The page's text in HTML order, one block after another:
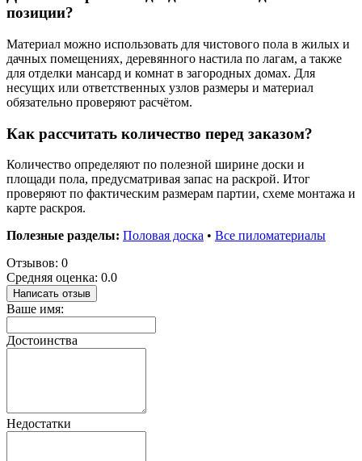
позиции?
Материал можно использовать для чистового пола в жилых и
дачных помещениях, деревянного настила по лагам, а также
для отделки мансард и комнат в загородных домах. Для
несущих или ответственных узлов размеры и материал
обязательно проверяют расчётом.
Как рассчитать количество перед заказом?
Количество определяют по полезной ширине доски и
площади пола, предусматривая запас на раскрой. Итог
проверяют по фактическим размерам партии, схеме монтажа и
карте раскроя.
Полезные разделы: Половая доска • Все пиломатериалы
Отзывов: 0
Средняя оценка: 0.0
Написать отзыв
Ваше имя:
Достоинства
Недостатки